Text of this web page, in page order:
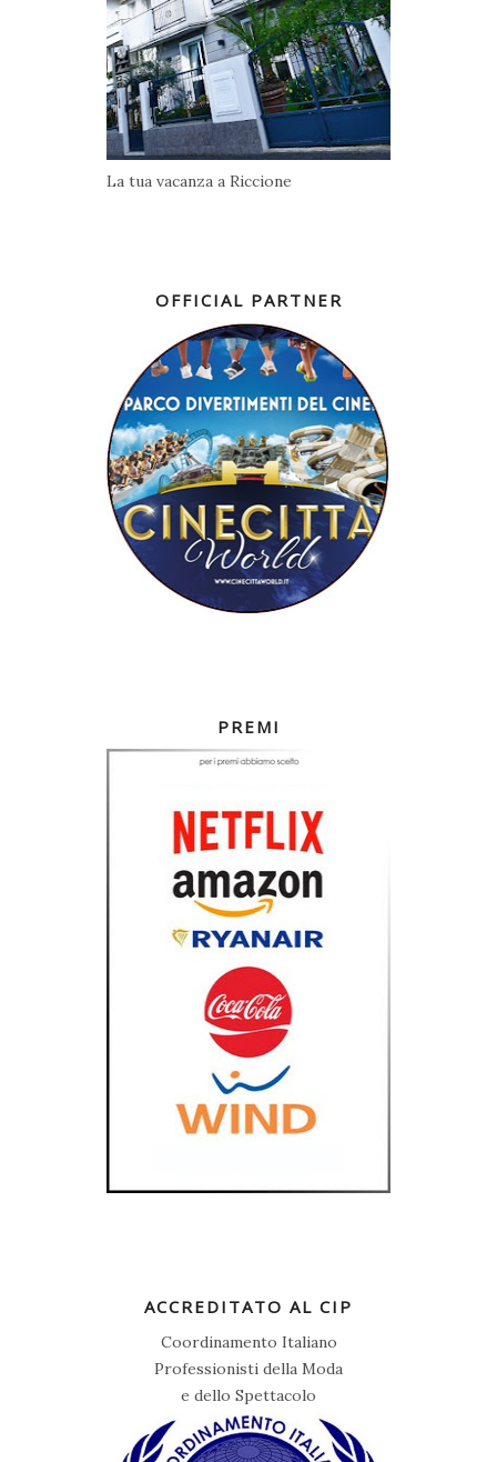
La tua vacanza a Riccione
OFFICIAL PARTNER
PREMI
ACCREDITATO AL CIP
Coordinamento Italiano
Professionisti della Moda
e dello Spettacolo